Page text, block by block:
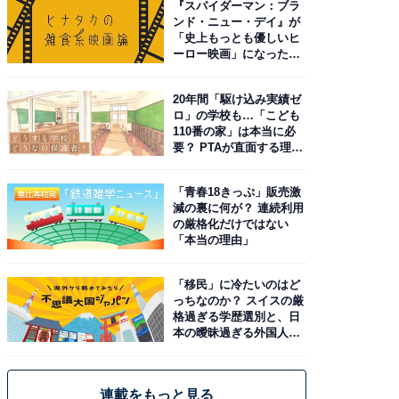
『スパイダーマン：ブラ
ンド・ニュー・デイ』が
「史上もっとも優しいヒ
ーロー映画」になった理
20年間「駆け込み実績ゼ
ロ」の学校も…「こども
110番の家」は本当に必
要？ PTAが直面する理想
「青春18きっぷ」販売激
減の裏に何が？ 連続利用
の厳格化だけではない
「本当の理由」
「移民」に冷たいのはど
っちなのか？ スイスの厳
格過ぎる学歴選別と、日
本の曖昧過ぎる外国人政
連載をもっと見る